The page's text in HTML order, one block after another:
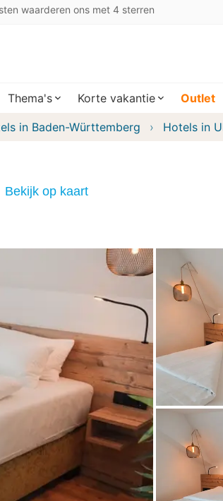
waarderen ons met 4 sterren
Thema's Korte vakantie Outlet
in Baden-Württemberg Hotels in
Bekijk op kaart